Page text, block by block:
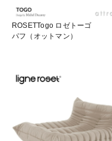
ROSETTogo ロゼトーゴ
パフ（オットマン）